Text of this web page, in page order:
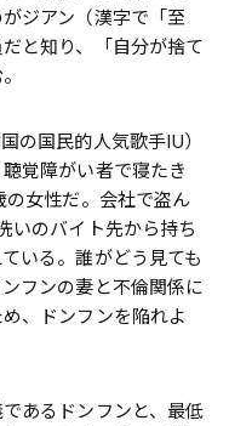
ジアン（漢字で「至
と知り、「自分が捨て
の国民的人気歌手IU）
覚障がい者で寝たき
の女性だ。会社で盗ん
いのバイト先から持ち
いる。誰がどう見ても
フンの妻と不倫関係に
、ドンフンを陥れよ
あるドンフンと、最低